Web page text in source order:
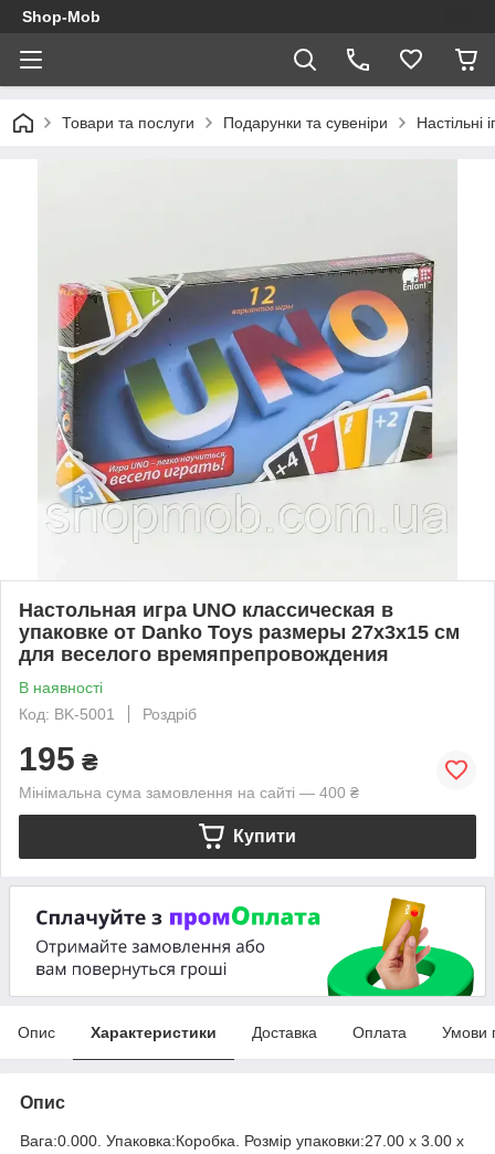
Shop-Mob
Товари та послуги Подарунки та сувеніри Настільні
Настольная игра UNO классическая в
упаковке от Danko Toys размеры 27x3x15 см
для веселого времяпрепровождения
В наявності
Код: BK-5001
Роздріб
195 ₴
Мінімальна сума замовлення на сайті — 400 ₴
Купити
Опис Характеристики Доставка Оплата Умови
Опис
Вага:0.000. Упаковка:Коробка. Розмір упаковки:27.00 x 3.00 x